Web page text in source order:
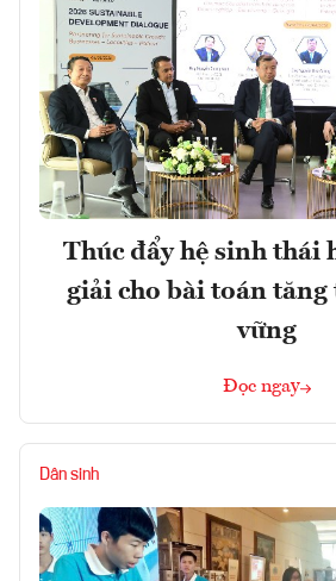
Thúc đẩy hệ sinh thái
giải cho bài toán
vững
Đọc ngay
Dân sinh